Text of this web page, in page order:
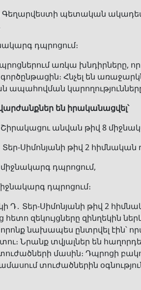
պետական
դպրոցում։
առկա խնդիրները,
Հնչել են
ապահովման կարողությունները
են իրականացվել՝
անվան թիվ 8
Սիմոնյանի թիվ 2 հիմնական
դպրոցում,
դպրոցում։
Դ․ Տեր-Սիմոնյանի թիվ 2
զեկույցները զինղեկին
նախապես ընտրվել էին՝
Նրանք տվյալներ են
մասին։ Դպրոցի
տուժածներին